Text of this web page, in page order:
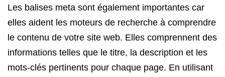
Les balises meta sont également importantes car
elles aident les moteurs de recherche à comprendre
le contenu de votre site web. Elles comprennent des
informations telles que le titre, la description et les
mots-clés pertinents pour chaque page. En utilisant